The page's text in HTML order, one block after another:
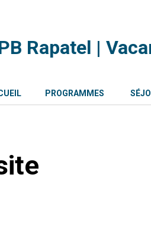
Rapatel |
PROGRAMMES